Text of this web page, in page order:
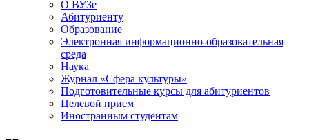
О ВУЗе
Абитуриенту
Образование
Электронная информационно-образовательная
среда
Наука
Журнал «Сфера культуры»
Подготовительные курсы для абитуриентов
Целевой прием
Иностранным студентам